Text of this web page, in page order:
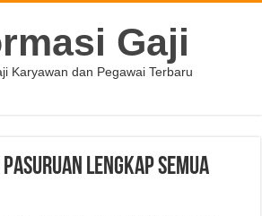
Gaji
Karyawan dan Pegawai Terbaru
Lengkap Semua